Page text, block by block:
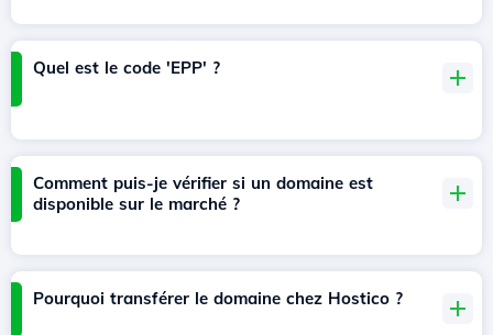
Quel est le code 'EPP' ?
Comment puis-je vérifier si un domaine est
disponible sur le marché ?
Pourquoi transférer le domaine chez Hostico ?